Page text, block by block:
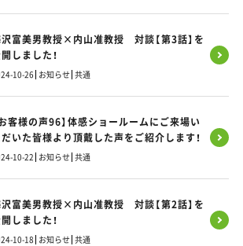
富美男教授×内山准教授 対談【第3話】を
しました！
10-26 お知らせ 共通
お客様の声96】体感ショールームにご来場い
いた皆様より頂戴した声をご紹介します！
10-22 お知らせ 共通
富美男教授×内山准教授 対談【第2話】を
しました！
10-18 お知らせ 共通